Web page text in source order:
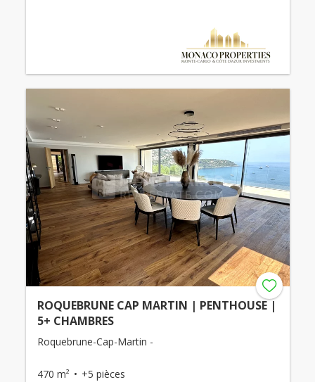
ROQUEBRUNE CAP MARTIN | PENTHOUSE |
5+ CHAMBRES
Roquebrune-Cap-Martin -
470 m² +5 pièces